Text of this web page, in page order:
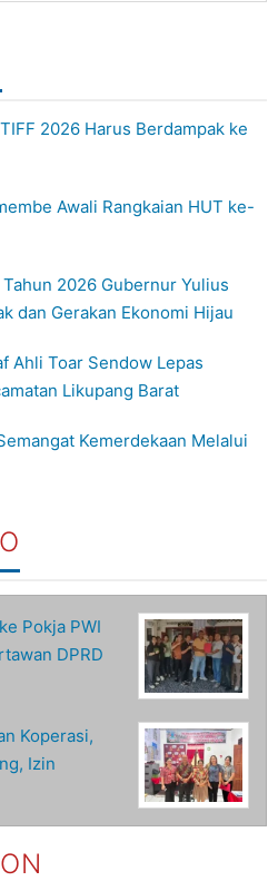
2026 Harus Berdampak ke
Awali Rangkaian HUT ke-
2026 Gubernur Yulius
dan Gerakan Ekonomi Hijau
Ahli Toar Sendow Lepas
Likupang Barat
Kemerdekaan Melalui
Pokja PWI
DPRD
Koperasi,
Izin